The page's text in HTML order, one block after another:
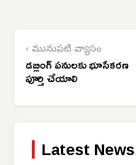
‹ మునుపటి వ్యాసం
డబ్లింగ్ పనులకు భూసేకరణ
పూర్తి చేయాలి
Latest News